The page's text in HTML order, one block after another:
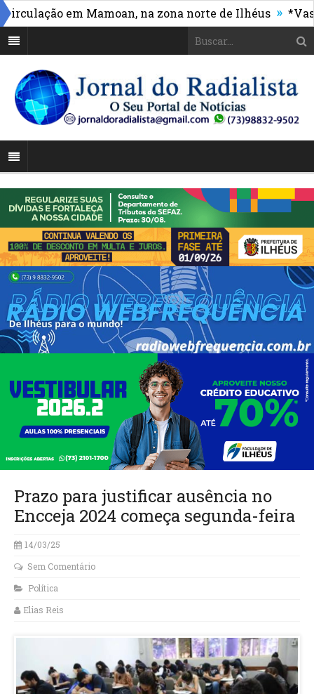
em Mamoan, na zona norte de Ilhéus » *Vasco
Prazo para justificar ausência no
Encceja 2024 começa segunda-feira
14/03/25
Sem Comentário
Política
Elias Reis